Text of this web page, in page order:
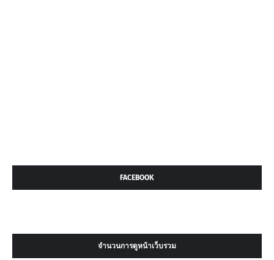
FACEBOOK
จำนวนการดูหน้าเว็บรวม